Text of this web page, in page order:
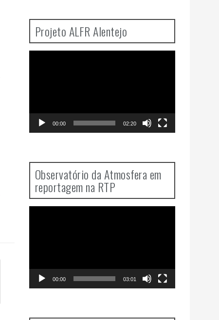
Projeto ALFR Alentejo
00:00 02:20
Observatório da Atmosfera em
reportagem na RTP
00:00 03:01